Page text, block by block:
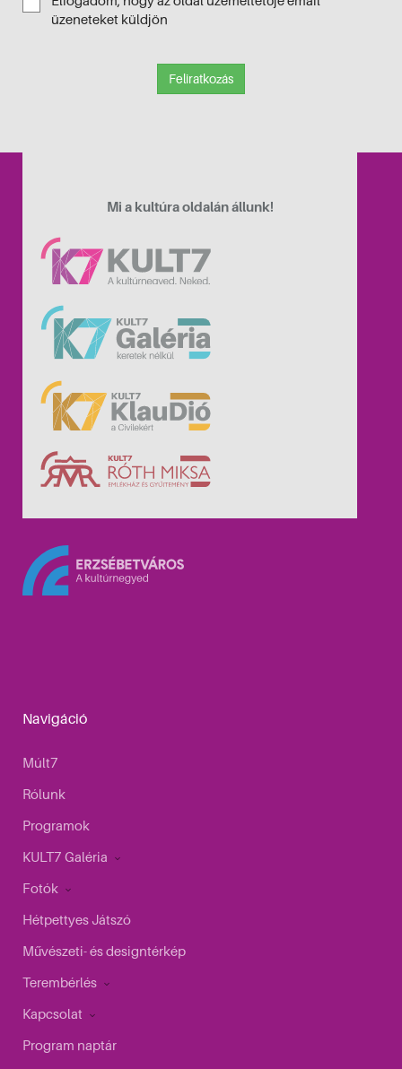
üzeneteket küldjön
Feliratkozás
Mi a kultúra oldalán állunk!
Navigáció
Múlt7
Rólunk
Programok
KULT7 Galéria
Fotók
Hétpettyes Játszó
Művészeti- és designtérkép
Terembérlés
Kapcsolat
Program naptár